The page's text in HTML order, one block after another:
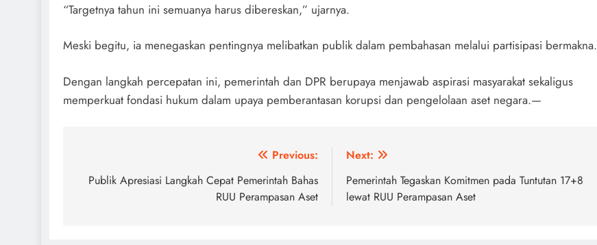
“Targetnya tahun ini semuanya harus dibereskan,” ujarnya.
Meski begitu, ia menegaskan pentingnya melibatkan publik dalam pembahasan melalui partisipasi bermakna.
Dengan langkah percepatan ini, pemerintah dan DPR berupaya menjawab aspirasi masyarakat sekaligus
memperkuat fondasi hukum dalam upaya pemberantasan korupsi dan pengelolaan aset negara.—
navigation
Previous:
Publik Apresiasi Langkah Cepat Pemerintah Bahas
RUU Perampasan Aset
Next:
Pemerintah Tegaskan Komitmen pada Tuntutan 17+8
lewat RUU Perampasan Aset